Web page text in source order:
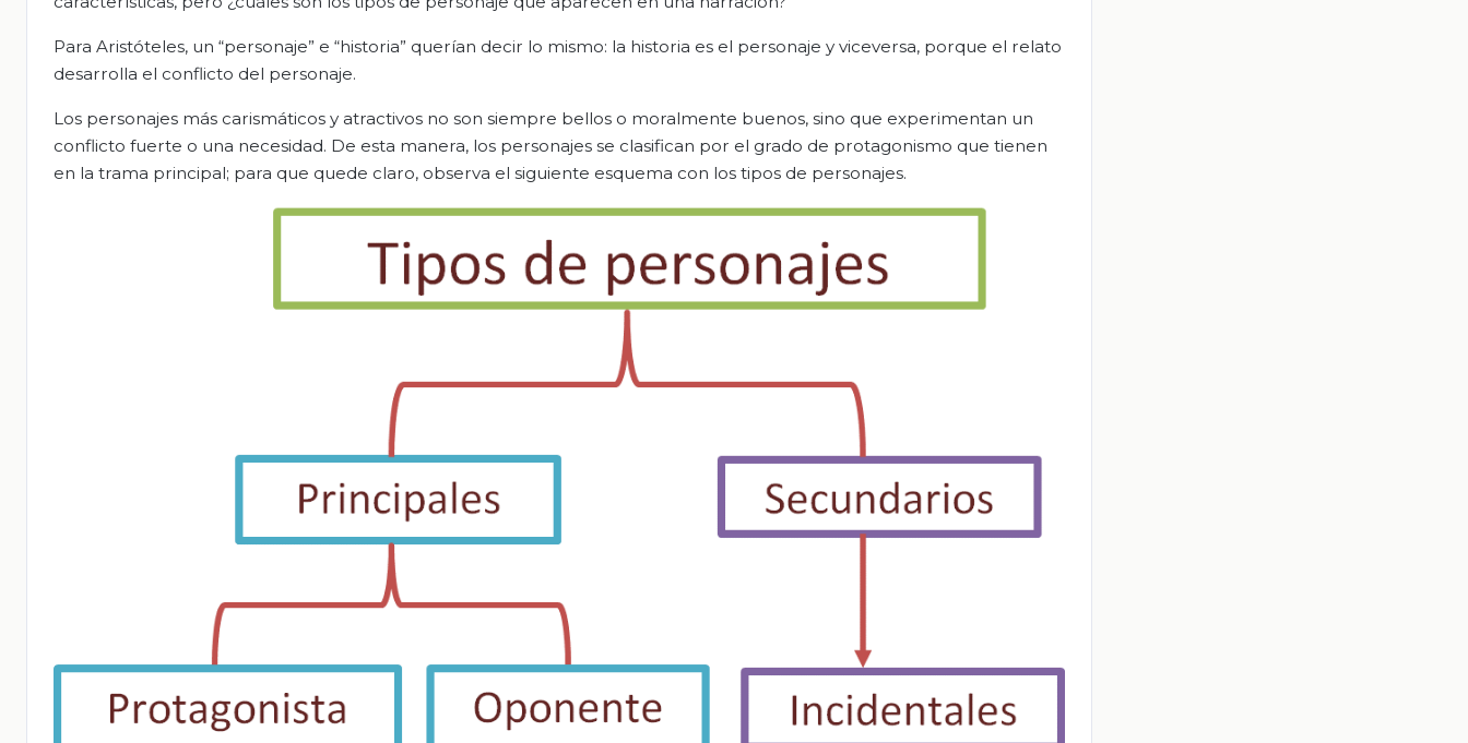
Para Aristóteles, un “personaje” e “historia” querían decir lo mismo: la historia es el personaje y viceversa, porque el relato
desarrolla el conflicto del personaje.
Los personajes más carismáticos y atractivos no son siempre bellos o moralmente buenos, sino que experimentan un
conflicto fuerte o una necesidad. De esta manera, los personajes se clasifican por el grado de protagonismo que tienen
en la trama principal; para que quede claro, observa el siguiente esquema con los tipos de personajes.